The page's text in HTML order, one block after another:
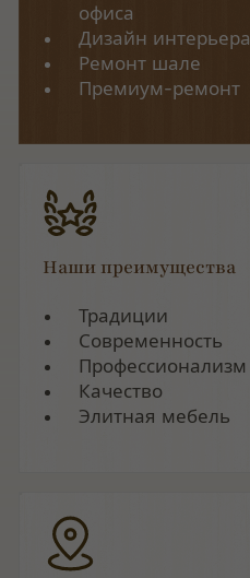
офиса
Дизайн интерьера
Ремонт шале
Премиум-ремонт
Наши преимущества
Традиции
Современность
Профессионализм
Качество
Элитная мебель